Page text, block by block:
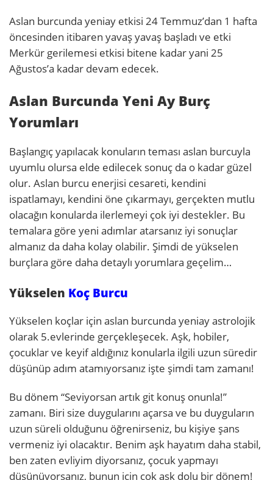
Aslan burcunda yeniay etkisi 24 Temmuz’dan 1 hafta
öncesinden itibaren yavaş yavaş başladı ve etki
Merkür gerilemesi etkisi bitene kadar yani 25
Ağustos’a kadar devam edecek.
Aslan Burcunda Yeni Ay Burç
Yorumları
Başlangıç yapılacak konuların teması aslan burcuyla
uyumlu olursa elde edilecek sonuç da o kadar güzel
olur. Aslan burcu enerjisi cesareti, kendini
ispatlamayı, kendini öne çıkarmayı, gerçekten mutlu
olacağın konularda ilerlemeyi çok iyi destekler. Bu
temalara göre yeni adımlar atarsanız iyi sonuçlar
almanız da daha kolay olabilir. Şimdi de yükselen
burçlara göre daha detaylı yorumlara geçelim…
Yükselen Koç Burcu
Yükselen koçlar için aslan burcunda yeniay astrolojik
olarak 5.evlerinde gerçekleşecek. Aşk, hobiler,
çocuklar ve keyif aldığınız konularla ilgili uzun süredir
düşünüp adım atamıyorsanız işte şimdi tam zamanı!
Bu dönem “Seviyorsan artık git konuş onunla!”
zamanı. Biri size duygularını açarsa ve bu duyguların
uzun süreli olduğunu öğrenirseniz, bu kişiye şans
vermeniz iyi olacaktır. Benim aşk hayatım daha stabil,
ben zaten evliyim diyorsanız, çocuk yapmayı
düşünüyorsanız, bunun için çok aşk dolu bir dönem!